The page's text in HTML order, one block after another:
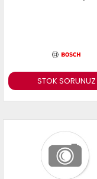
STOK SORUNUZ